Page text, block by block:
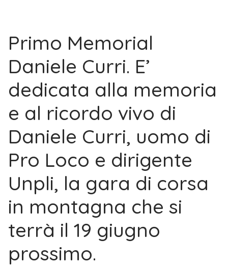
Primo Memorial
Daniele Curri. E’
dedicata alla memoria
e al ricordo vivo di
Daniele Curri, uomo di
Pro Loco e dirigente
Unpli, la gara di corsa
in montagna che si
terrà il 19 giugno
prossimo.